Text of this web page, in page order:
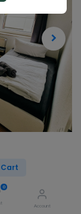
0
Account